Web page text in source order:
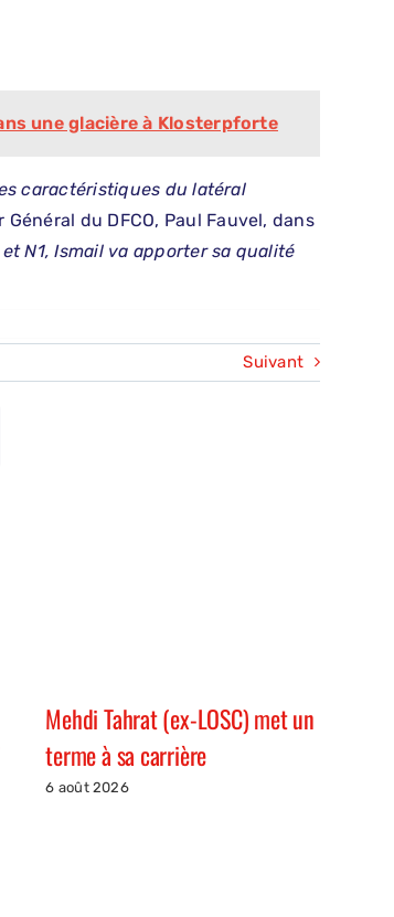
une glacière à Klosterpforte
caractéristiques du latéral
du DFCO, Paul Fauvel, dans
N1, Ismail va apporter sa qualité
Suivant
Mehdi Tahrat (ex-LOSC) met un
terme à sa carrière
6 août 2026